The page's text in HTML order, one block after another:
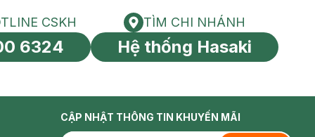
toàn cầu
HOTLINE CSKH
CSKH
6324
Tìm chi nhánh
TÌM CHI NHÁNH
Hệ thống Hasaki
CẬP NHẬT THÔNG TIN KHUYẾN MÃI